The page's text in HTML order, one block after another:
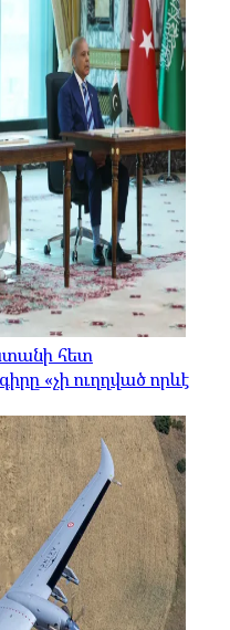
հետ
«չի ուղղված որևէ